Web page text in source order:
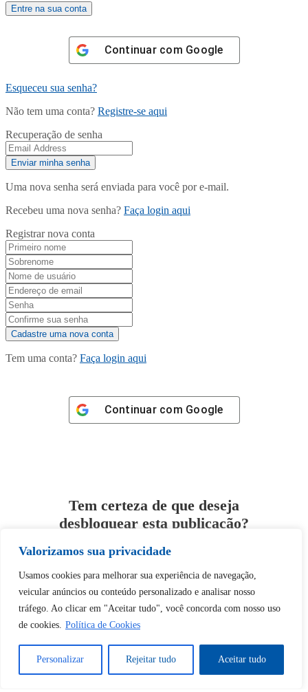
Valorizamos sua privacidade
Usamos cookies para melhorar sua experiência de navegação,
veicular anúncios ou conteúdo personalizado e analisar nosso
tráfego. Ao clicar em "Aceitar tudo", você concorda com nosso uso
de cookies. Política de Cookies
Personalizar Rejeitar tudo Aceitar tudo
Continuar com Google
Esqueceu sua senha?
Não tem uma conta? Registre-se aqui
Recuperação de senha
Uma nova senha será enviada para você por e-mail.
Recebeu uma nova senha? Faça login aqui
Registrar nova conta
Tem uma conta? Faça login aqui
Continuar com Google
Tem certeza de que deseja
desbloquear esta publicação?
Sim Não